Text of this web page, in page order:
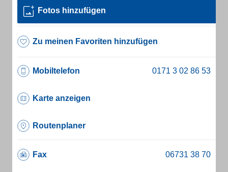
Fotos hinzufügen
Zu meinen Favoriten hinzufügen
Mobiltelefon
Karte anzeigen
Routenplaner
Fax